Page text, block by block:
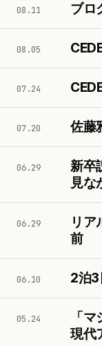
08.11 ブロ
08.05
07.24
07.20 佐藤
06.29
新卒
見な
06.29
リア
前
06.10 2泊3
05.24
「
現代